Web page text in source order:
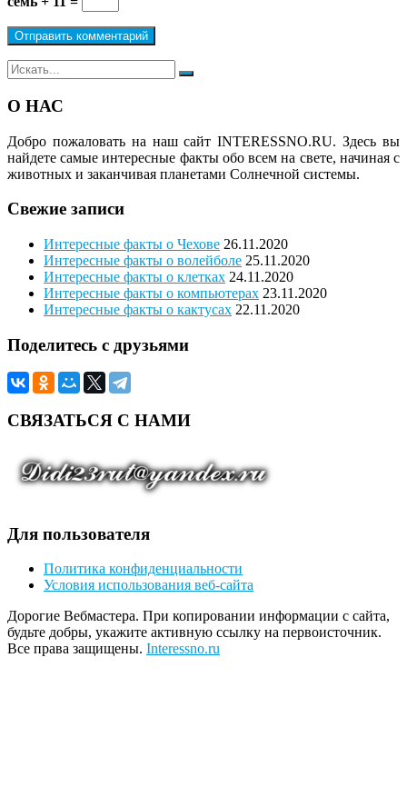
Поиск
для:
Поиск
О НАС
Добро пожаловать на наш сайтINTERESSNO.RU. Здесь вы
найдете самые интересные факты обо всем на свете, начиная с
животных и заканчивая планетами Солнечной системы.
Свежие записи
Интересные факты о Чехове 26.11.2020
Интересные факты о волейболе 25.11.2020
Интересные факты о клетках 24.11.2020
Интересные факты о компьютерах 23.11.2020
Интересные факты о кактусах 22.11.2020
Поделитесь с друзьями
СВЯЗАТЬСЯ С НАМИ
Для пользователя
Политика конфиденциальности
Условия использования веб-сайта
Дорогие Вебмастера. При копировании информации с сайта,
будьте добры, укажите активную ссылку на первоисточник.
Все права защищены. Interessno.ru